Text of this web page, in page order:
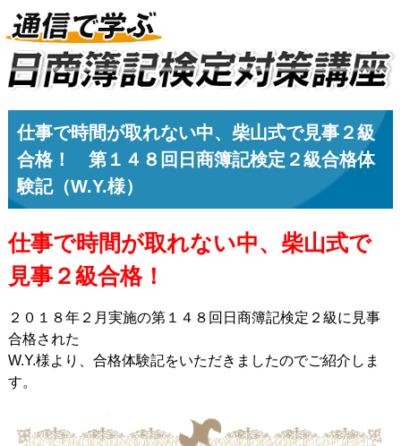
仕事で時間が取れない中、柴山式で見事２級
合格！ 第１４８回日商簿記検定２級合格体
験記（W.Y.様）
仕事で時間が取れない中、柴山式で
見事２級合格！
２０１８年２月実施の第１４８回日商簿記検定２級に見事
合格された
W.Y.様より、合格体験記をいただきましたのでご紹介しま
す。